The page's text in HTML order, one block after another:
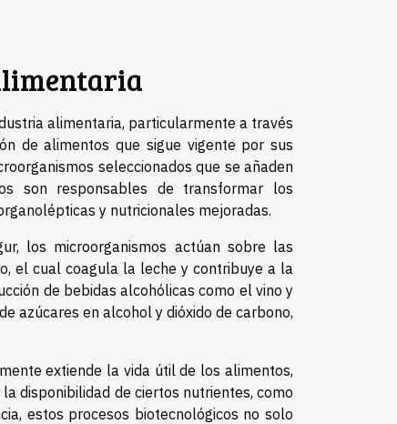
alimentaria, particularmente a través
de alimentos que sigue vigente por sus
seleccionados que se añaden
son responsables de transformar los
y nutricionales mejoradas.
los microorganismos actúan sobre las
el cual coagula la leche y contribuye a la
de bebidas alcohólicas como el vino y
azúcares en alcohol y dióxido de carbono,
extiende la vida útil de los alimentos,
disponibilidad de ciertos nutrientes, como
estos procesos biotecnológicos no solo